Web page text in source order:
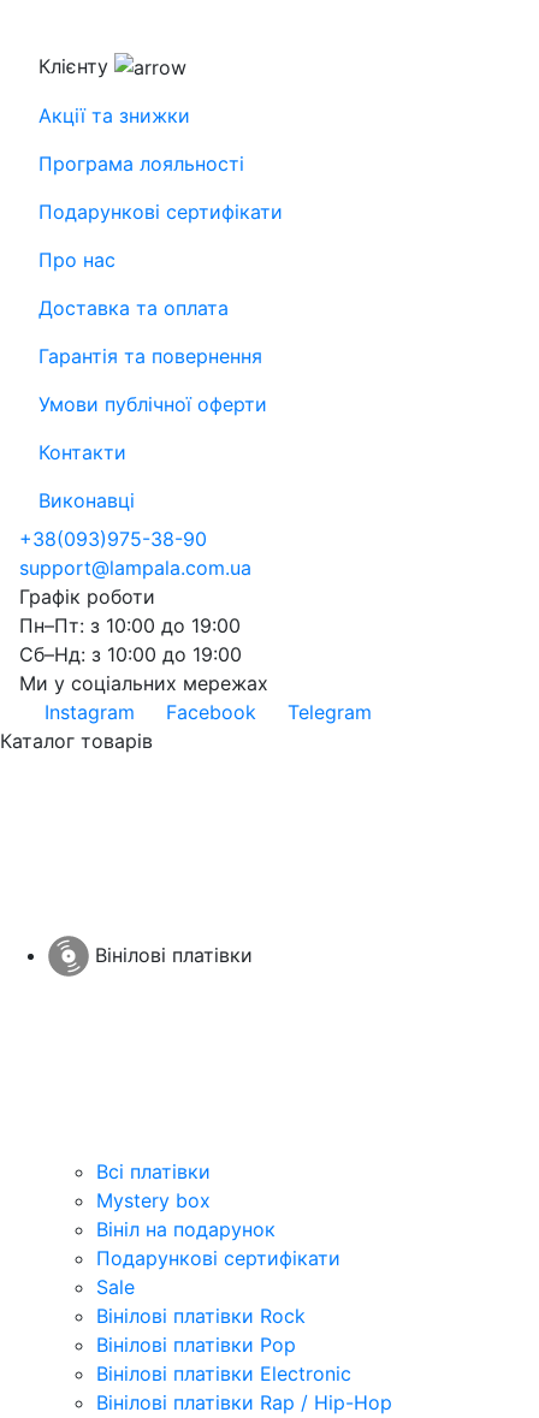
Клієнту
Акції та знижки
Програма лояльності
Подарункові сертифікати
Про нас
Доставка та оплата
Гарантія та повернення
Умови публічної оферти
Контакти
Виконавці
+38(093)975-38-90
support@lampala.com.ua
Графік роботи
Пн–Пт: з 10:00 до 19:00
Сб–Нд: з 10:00 до 19:00
Ми у соціальних мережах
Instagram
Facebook
Telegram
Каталог товарів
Вінілові платівки
Всі платівки
Mystery box
Вініл на подарунок
Подарункові сертифікати
Sale
Вінілові платівки Rock
Вінілові платівки Pop
Вінілові платівки Electronic
Вінілові платівки Rap / Hip-Hop